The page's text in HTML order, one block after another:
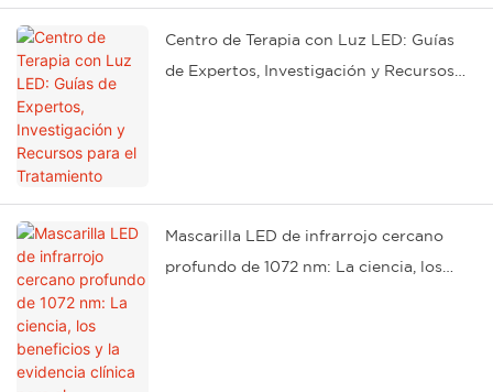
Centro de Terapia con Luz LED: Guías
de Expertos, Investigación y Recursos
Mascarilla LED de infrarrojo cercano
profundo de 1072 nm: La ciencia, los